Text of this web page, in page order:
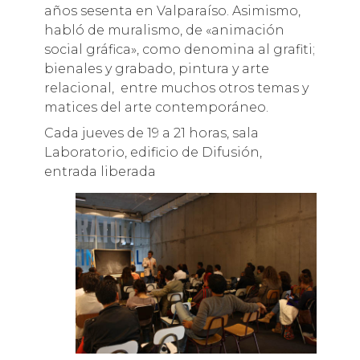
años sesenta en Valparaíso. Asimismo,
habló de muralismo, de «animación
social gráfica», como denomina al grafiti;
bienales y grabado, pintura y arte
relacional, entre muchos otros temas y
matices del arte contemporáneo.
Cada jueves de 19 a 21 horas, sala
Laboratorio, edificio de Difusión,
entrada liberada